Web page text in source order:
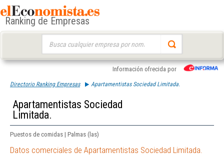
Ranking de Empresas
Información ofrecida por
Directorio Ranking Empresas Apartamentistas Sociedad Limitada.
Apartamentistas Sociedad
Limitada.
Puestos de comidas | Palmas (las)
Datos comerciales de Apartamentistas Sociedad Limitada.